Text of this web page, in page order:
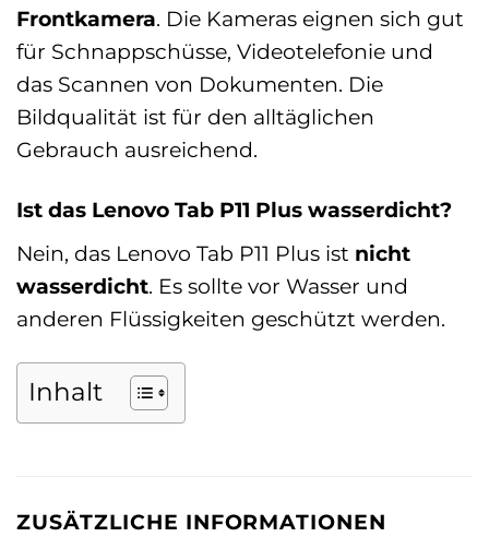
Frontkamera. Die Kameras eignen sich gut
für Schnappschüsse, Videotelefonie und
das Scannen von Dokumenten. Die
Bildqualität ist für den alltäglichen
Gebrauch ausreichend.
Ist das Lenovo Tab P11 Plus wasserdicht?
Nein, das Lenovo Tab P11 Plus ist nicht
wasserdicht. Es sollte vor Wasser und
anderen Flüssigkeiten geschützt werden.
Inhalt
ZUSÄTZLICHE INFORMATIONEN